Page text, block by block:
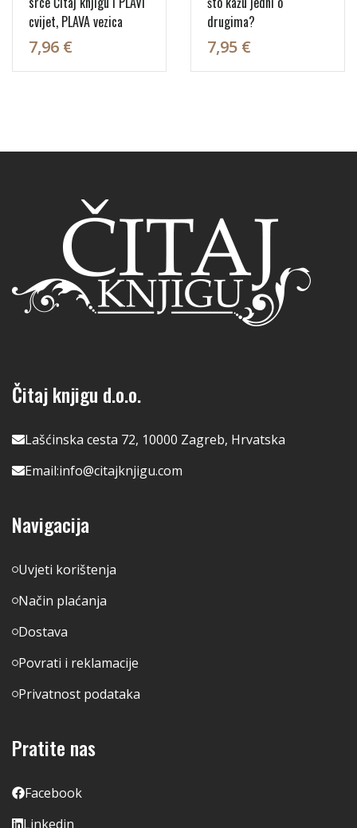
cvijet, PLAVA vezica
7,96 €
drugima?
7,95 €
Čitaj knjigu d.o.o.
Lašćinska cesta 72, 10000 Zagreb, Hrvatska
Email:info@citajknjigu.com
Navigacija
Uvjeti korištenja
Način plaćanja
Dostava
Povrati i reklamacije
Privatnost podataka
Pratite nas
Facebook
Linkedin